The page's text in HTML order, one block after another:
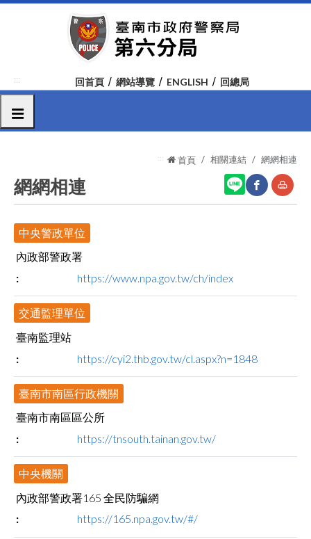
跳
容
塊
::: 回首頁 網站導覽 ENGLISH 回總局
選單
::: 首頁 相關連結 網網相連
網網相連
中央警政單位
內政部警政署
https://www.npa.gov.tw/ch/index
交通監理單位
臺南監理站
https://cyi2.thb.gov.tw/cl.aspx?n=1848
臺南市南區行政機關
臺南市南區區公所
https://tnsouth.tainan.gov.tw/
中央機關
內政部警政署165 全民防騙網
https://165.npa.gov.tw/#/